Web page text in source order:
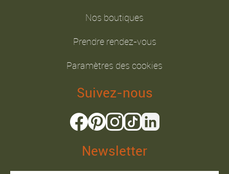
Nos boutiques
Prendre rendez-vous
Paramètres des cookies
Suivez-nous
Newsletter